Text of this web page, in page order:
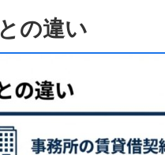
の違い